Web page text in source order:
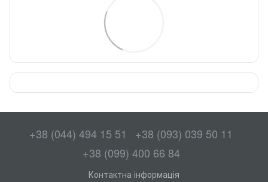
+38 (044) 494 15 51
+38 (093) 039 50 11
+38 (099) 400 66 84
Контактна інформація